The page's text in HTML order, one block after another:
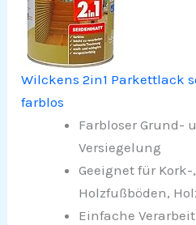
Wilckens 2in1 Parkettlack
farblos
Farbloser Grund-
Versiegelung
Geeignet für
Holzfußböden,
Einfache